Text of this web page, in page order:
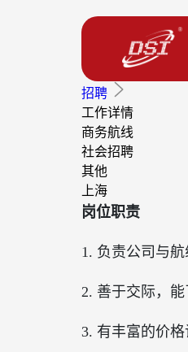
招聘
工作详情
商务航线
社会招聘
其他
上海
岗位职责
1. 负责公司与
2. 善于交际，能
3. 有丰富的价